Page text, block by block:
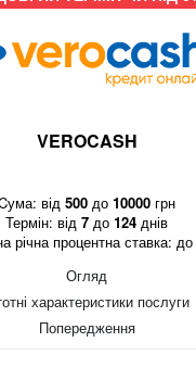
VEROCASH
від 500 до 10000 грн
Термін: від 7 до 124 днів
річна процентна ставка: до
Огляд
характеристики послуги
Попередження